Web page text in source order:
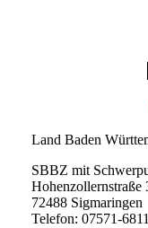
Land Baden
SBBZ mit
Hohenzollernstraße
72488 Sigmaringen
Telefon: 07571-